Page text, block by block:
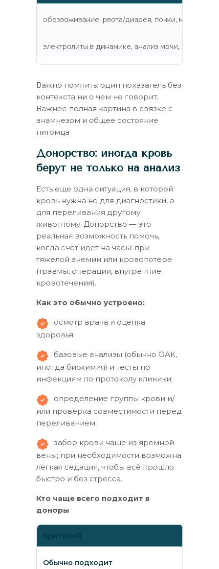
обезвоживание, рвота/диарея, почки, мочевая
электролиты в динамике, анализ мочи, ЭКГ по
Важно помнить: один показатель без
контекста ни о чем не говорит.
Важнее полная картина в связке с
анамнезом и общее состояние
питомца.
Донорство: иногда кровь
берут не только на анализ
Есть еще одна ситуация, в которой
кровь нужна не для диагностики, а
для переливания другому
животному. Донорство — это
реальная возможность помочь,
когда счёт идёт на часы: при
тяжелой анемии или кровопотере
(травмы, операции, внутренние
кровотечения).
Как это обычно устроено:
осмотр врача и оценка
здоровья;
базовые анализы (обычно ОАК,
иногда биохимия) и тесты по
инфекциям по протоколу клиники;
определение группы крови и/
или проверка совместимости перед
переливанием;
забор крови чаще из яремной
вены; при необходимости возможна
легкая седация, чтобы всё прошло
быстро и без стресса.
Кто чаще всего подходит в
доноры
Критерий
Обычно подходит